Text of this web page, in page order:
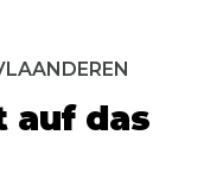
auf das